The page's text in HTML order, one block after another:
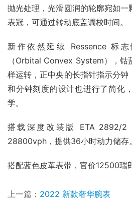
抛光处理，光滑圆润的轮廓宛如
表冠，可通过转动底盖调校时间。
新作依然延续 Ressence 标
（Orbital Convex System），钴
样运转，正中央的长指针指示分
和分钟刻度的设计也进行了简化
学。
搭载深度改装版 ETA 2892/2
28800vph，提供36小时动力储存。
搭配蓝色皮革表带，官价12500瑞
上一篇： 2022 新款奢华腕表